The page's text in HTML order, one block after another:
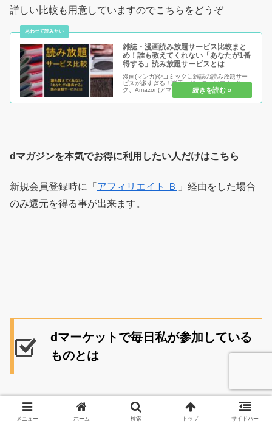
詳しい比較も用意していますのでこちらをどうぞ
雑誌・漫画読み放題サービス比較まと
め！誰も教えてくれない「あなたが1番
得する」読み放題サービスとは
漫画(マンガ)やコミックに雑誌の読み放題サー
ビスが多すぎる！楽天、ドコモ、ソフトバン
ク、Amazon(アマゾン)に一体何社サービスや
っているんだ！？ここから口コミだけで1つを
選ぶのは困難です。比較して分かった「あなた
dマガジンを本気でお得に利用したい人だけはこちら
新規会員登録時に「 アフィリエイト Ｂ
」経由をした場合
のみ還元を得る事が出来ます。
dマーケットで毎日私が参加している
ものとは
私が毎日参加しているのは「くじ」になります。
メニュー ホーム 検索 トップ サイドバー